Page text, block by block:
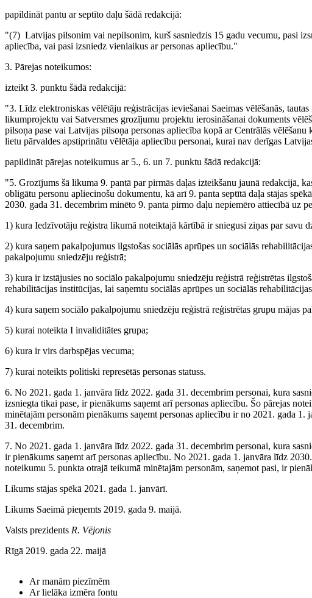
papildināt pantu ar septīto daļu šādā redakcijā:
"(7) Latvijas pilsonim vai nepilsonim, kurš sasniedzis 15 gadu vecumu, pasi
apliecība, vai pasi izsniedz vienlaikus ar personas apliecību."
3. Pārejas noteikumos:
izteikt 3. punktu šādā redakcijā:
"3. Līdz elektroniskas vēlētāju reģistrācijas ieviešanai Saeimas vēlēšanās,
likumprojektu vai Satversmes grozījumu projektu ierosināšanai dokuments
pilsoņa pase vai Latvijas pilsoņa personas apliecība kopā ar Centrālās
lietu pārvaldes apstiprinātu vēlētāja apliecību personai, kurai nav derīgas
papildināt pārejas noteikumus ar 5., 6. un 7. punktu šādā redakcijā:
"5. Grozījums šā likuma 9. pantā par pirmās daļas izteikšanu jaunā redakcijā,
obligātu personu apliecinošu dokumentu, kā arī 9. panta septītā daļa stājas
2030. gada 31. decembrim minēto 9. panta pirmo daļu nepiemēro attiecībā uz
1) kura Iedzīvotāju reģistra likumā noteiktajā kārtībā ir sniegusi ziņas par savu
2) kura saņem pakalpojumus ilgstošas sociālās aprūpes un sociālās
pakalpojumu sniedzēju reģistrā;
3) kura ir izstājusies no sociālo pakalpojumu sniedzēju reģistrā reģistrētas
rehabilitācijas institūcijas, lai saņemtu sociālās aprūpes un sociālās
4) kura saņem sociālo pakalpojumu sniedzēju reģistrā reģistrētas grupu mājas
5) kurai noteikta I invaliditātes grupa;
6) kura ir virs darbspējas vecuma;
7) kurai noteikts politiski represētās personas statuss.
6. No 2021. gada 1. janvāra līdz 2022. gada 31. decembrim personai, kura
izsniegta tikai pase, ir pienākums saņemt arī personas apliecību. Šo pārejas
minētajām personām pienākums saņemt personas apliecību ir no 2021. gada 1.
31. decembrim.
7. No 2021. gada 1. janvāra līdz 2022. gada 31. decembrim personai, kura
ir pienākums saņemt arī personas apliecību. No 2021. gada 1. janvāra līdz
noteikumu 5. punkta otrajā teikumā minētajām personām, saņemot pasi, ir
Likums stājas spēkā 2021. gada 1. janvārī.
Likums Saeimā pieņemts 2019. gada 9. maijā.
Valsts prezidents R. Vējonis
Rīgā 2019. gada 22. maijā
Ar manām piezīmēm
Ar lielāka izmēra fontu